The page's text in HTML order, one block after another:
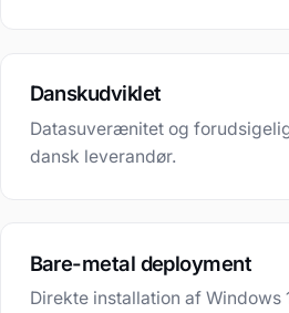
Danskudviklet
Datasuverænitet og
dansk leverandør.
Bare-metal deployment
Direkte installation af Windows